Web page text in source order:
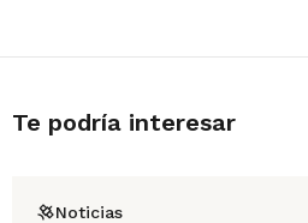
Te podría interesar
Noticias